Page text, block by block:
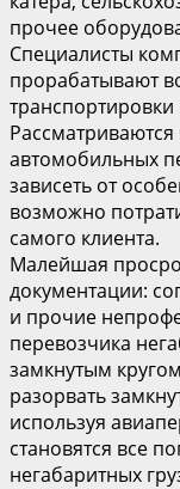
прочее
Специалисты
прорабатывают
транспортировки
автомобильных
зависеть от
возможно
самого клиента.
Малейшая
документации:
и прочие
перевозчика
замкнутым
разорвать
используя
становятся все
негабаритных